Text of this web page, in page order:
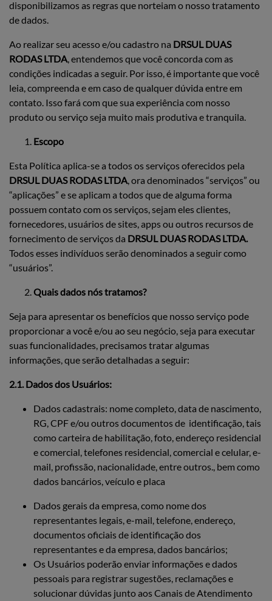
disponibilizamos as regras que norteiam o nosso tratamento
de dados.
Ao realizar seu acesso e/ou cadastro na DRSUL DUAS
RODAS LTDA, entendemos que você concorda com as
condições indicadas a seguir. Por isso, é importante que você
leia, compreenda e em caso de qualquer dúvida entre em
contato. Isso fará com que sua experiência com nosso
produto ou serviço seja muito mais produtiva e tranquila.
Escopo
Esta Política aplica-se a todos os serviços oferecidos pela
DRSUL DUAS RODAS LTDA, ora denominados “serviços” ou
“aplicações” e se aplicam a todos que de alguma forma
possuem contato com os serviços, sejam eles clientes,
fornecedores, usuários de sites, apps ou outros recursos de
fornecimento de serviços da DRSUL DUAS RODAS LTDA.
Todos esses indivíduos serão denominados a seguir como
“usuários”.
Quais dados nós tratamos?
Seja para apresentar os benefícios que nosso serviço pode
proporcionar a você e/ou ao seu negócio, seja para executar
suas funcionalidades, precisamos tratar algumas
informações, que serão detalhadas a seguir:
2.1. Dados dos Usuários:
Dados cadastrais: nome completo, data de nascimento,
RG, CPF e/ou outros documentos de identificação, tais
como carteira de habilitação, foto, endereço residencial
e comercial, telefones residencial, comercial e celular, e-
mail, profissão, nacionalidade, entre outros., bem como
dados bancários, veículo e placa
Dados gerais da empresa, como nome dos
representantes legais, e-mail, telefone, endereço,
documentos oficiais de identificação dos
representantes e da empresa, dados bancários;
Os Usuários poderão enviar informações e dados
pessoais para registrar sugestões, reclamações e
solucionar dúvidas junto aos Canais de Atendimento